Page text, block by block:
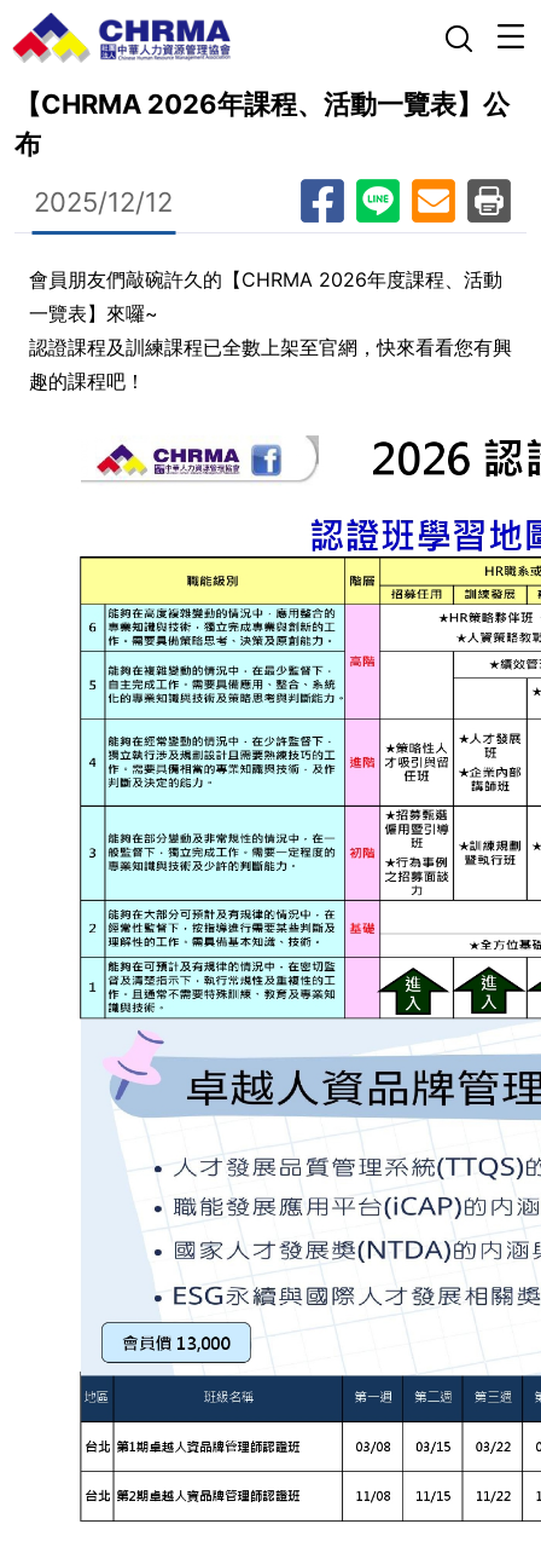
【CHRMA 2026年課程、活動一覽表】公
布
2025/12/12
會員朋友們敲碗許久的【CHRMA 2026年度課程、活動
一覽表】來囉~
認證課程及訓練課程已全數上架至官網，快來看看您有興
趣的課程吧！